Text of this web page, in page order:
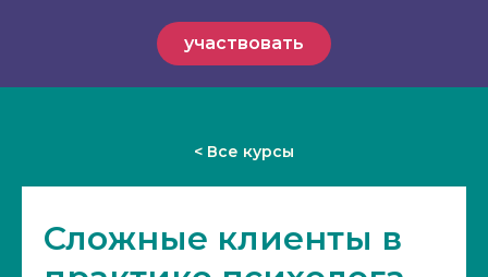
участвовать
< Все курсы
Сложные клиенты в